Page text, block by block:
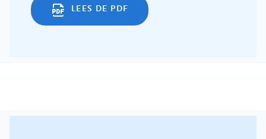
LEES DE PDF